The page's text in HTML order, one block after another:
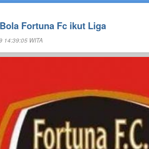
Fortuna Fc ikut Liga
14:39:05 WITA